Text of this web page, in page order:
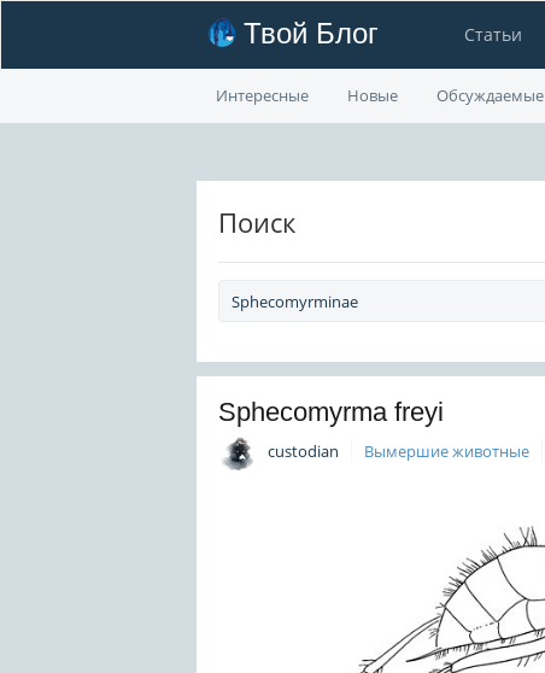
Твой Блог Статьи
Интересные Новые Обсуждаемые
Поиск
Sphecomyrma freyi
custodian Вымершие животные